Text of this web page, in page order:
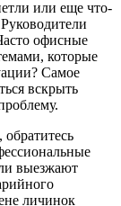
или еще что-
офисные
которые
Самое
вскрыть
выезжают
личинок